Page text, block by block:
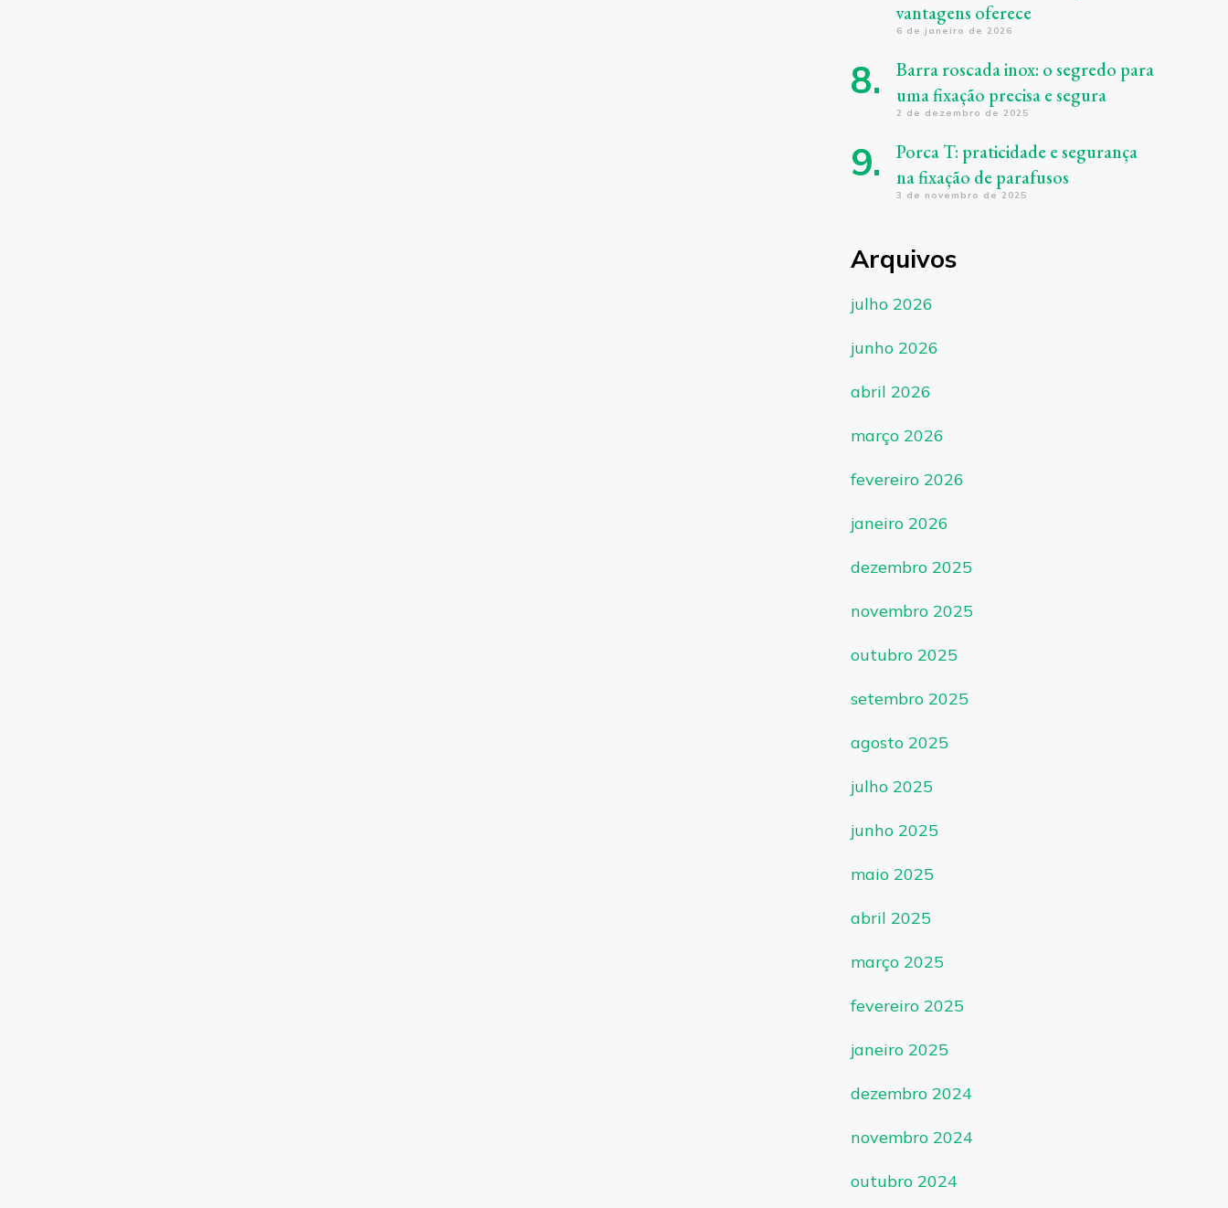
vantagens oferece
6 de janeiro de 2026
Barra roscada inox: o segredo para
uma fixação precisa e segura
2 de dezembro de 2025
Porca T: praticidade e segurança
na fixação de parafusos
3 de novembro de 2025
Arquivos
julho 2026
junho 2026
abril 2026
março 2026
fevereiro 2026
janeiro 2026
dezembro 2025
novembro 2025
outubro 2025
setembro 2025
agosto 2025
julho 2025
junho 2025
maio 2025
abril 2025
março 2025
fevereiro 2025
janeiro 2025
dezembro 2024
novembro 2024
outubro 2024